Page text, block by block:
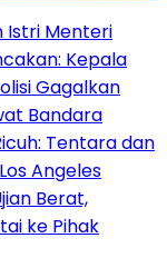
Istri Menteri
Kepala
Gagalkan
Bandara
Tentara dan
Angeles
Berat,
ke Pihak